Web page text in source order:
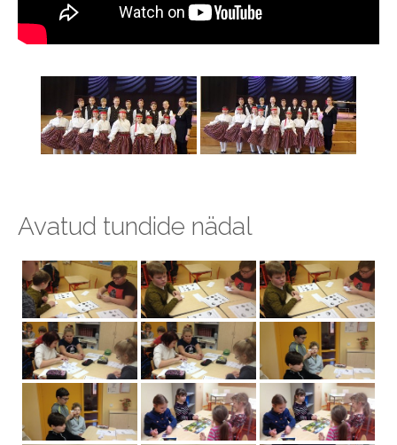
Avatud tundide nädal